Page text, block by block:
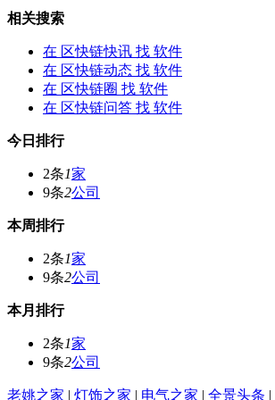
相关搜索
在 区快链快讯 找 软件
在 区快链动态 找 软件
在 区快链圈 找 软件
在 区快链问答 找 软件
今日排行
2条1家
9条2公司
本周排行
2条1家
9条2公司
本月排行
2条1家
9条2公司
老姚之家 | 灯饰之家 | 电气之家 | 全景头条 |